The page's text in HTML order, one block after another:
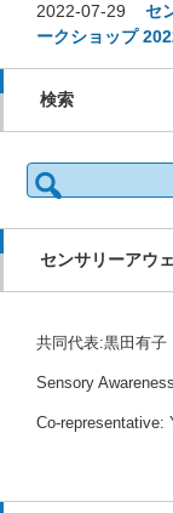
2022-07-29 セ
ークショップ
検索
検
索:
センサリーアウ
共同代表:黒田有子
Sensory
Co-representative: